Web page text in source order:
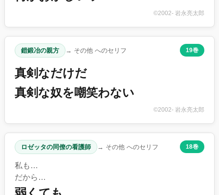
©2002- 岩永亮太郎
鎧鍛冶の親方 → その他 へのセリフ 19巻
真剣なだけだ
真剣な奴を嘲笑わない
©2002- 岩永亮太郎
ロゼッタの同僚の看護師 → その他 へのセリフ 18巻
私も…
だから…